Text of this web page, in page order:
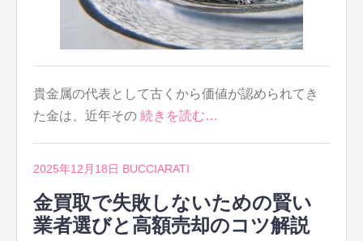
貴金属の代表として古くから価値が認められてき
た金は、近年その 続きを読む…
2025年12月18日 BUCCIARATI
金買取で失敗しないための賢い
業者選びと高額売却のコツ解説